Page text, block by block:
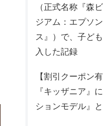
（正式名称『森
ジアム：エプソ
ス』）で、子ど
入した記録
【割引クーポン
『キッザニア』
ションモデル』